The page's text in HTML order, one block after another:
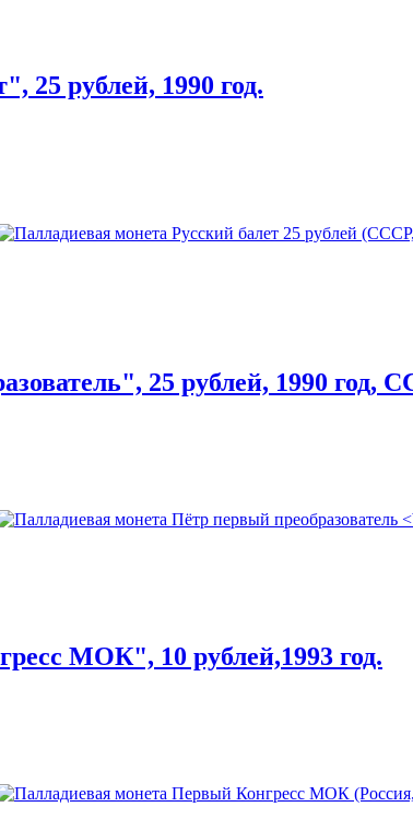
25 рублей, 1990 год.
25 рублей, 1990 год,
МОК", 10 рублей,1993 год.